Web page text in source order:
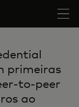
primeiras
to-peer
ao